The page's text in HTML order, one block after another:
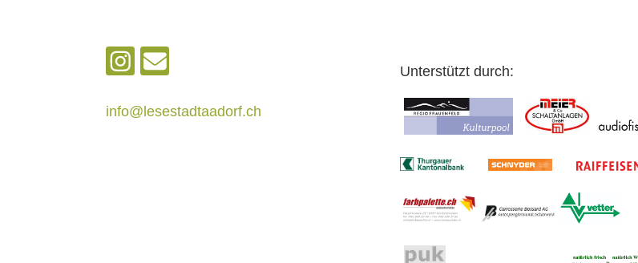
info@lesestadtaadorf.ch
Unterstützt durch: